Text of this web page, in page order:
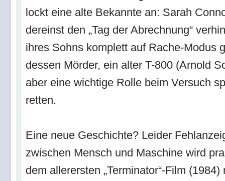
lockt eine alte Bekannte an: Sarah
dereinst den „Tag der Abrechnung“
ihres Sohns komplett auf Rache-Modus
dessen Mörder, ein alter T-800 (Arnold
aber eine wichtige Rolle beim Versuch
retten.
Eine neue Geschichte? Leider
zwischen Mensch und Maschine wird
dem allerersten „Terminator“-Film